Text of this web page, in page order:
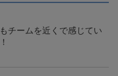
チームを近くで感じてい